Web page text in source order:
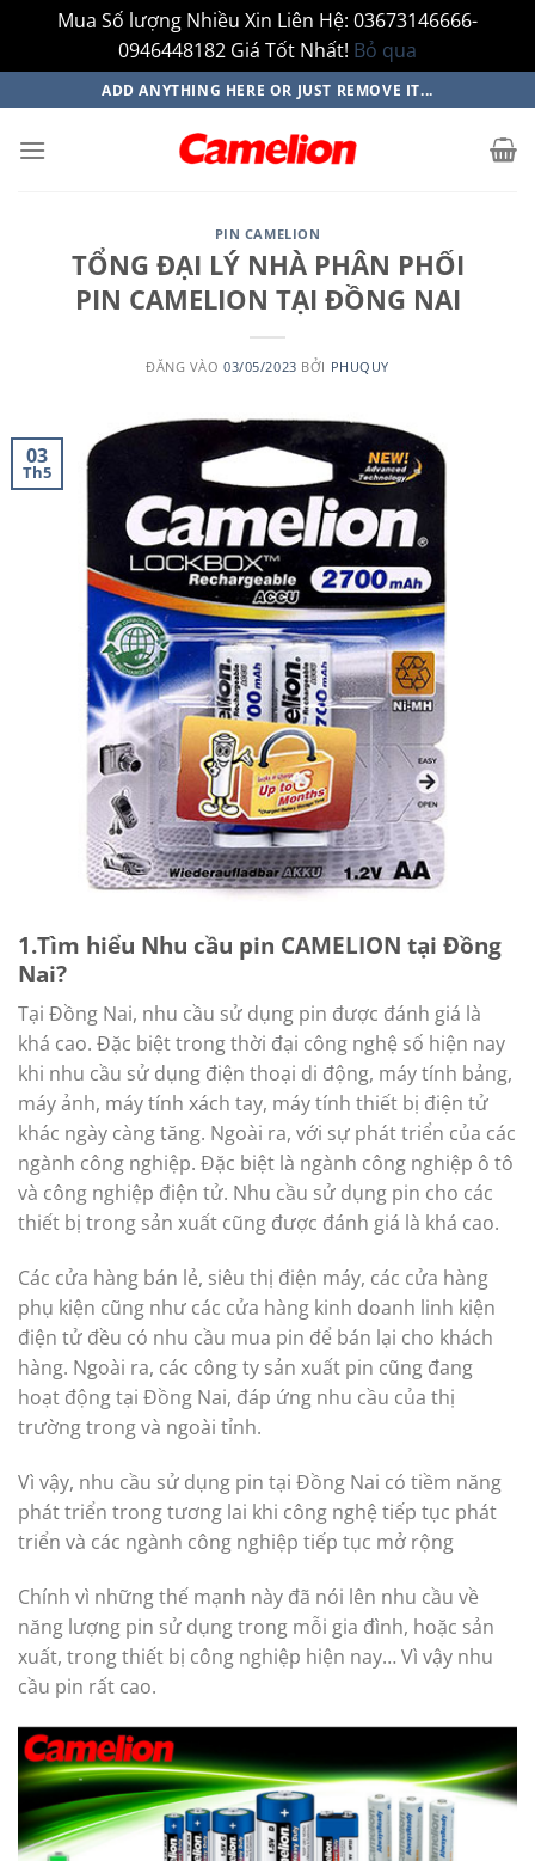
Mua Số lượng Nhiều Xin Liên Hệ: 03673146666-
0946448182 Giá Tốt Nhất! Bỏ qua
qua
nội
ADD ANYTHING HERE OR JUST REMOVE IT...
PIN CAMELION
TỔNG ĐẠI LÝ NHÀ PHÂN PHỐI
PIN CAMELION TẠI ĐỒNG NAI
ĐĂNG VÀO03/05/2023 BỞI PHUQUY
03
Th5
1.Tìm hiểu Nhu cầu pin CAMELION tại Đồng
Nai?
Tại Đồng Nai, nhu cầu sử dụng pin được đánh giá là
khá cao. Đặc biệt trong thời đại công nghệ số hiện nay
khi nhu cầu sử dụng điện thoại di động, máy tính bảng,
máy ảnh, máy tính xách tay, máy tính thiết bị điện tử
khác ngày càng tăng. Ngoài ra, với sự phát triển của các
ngành công nghiệp. Đặc biệt là ngành công nghiệp ô tô
và công nghiệp điện tử. Nhu cầu sử dụng pin cho các
thiết bị trong sản xuất cũng được đánh giá là khá cao.
Các cửa hàng bán lẻ, siêu thị điện máy, các cửa hàng
phụ kiện cũng như các cửa hàng kinh doanh linh kiện
điện tử đều có nhu cầu mua pin để bán lại cho khách
hàng. Ngoài ra, các công ty sản xuất pin cũng đang
hoạt động tại Đồng Nai, đáp ứng nhu cầu của thị
trường trong và ngoài tỉnh.
Vì vậy, nhu cầu sử dụng pin tại Đồng Nai có tiềm năng
phát triển trong tương lai khi công nghệ tiếp tục phát
triển và các ngành công nghiệp tiếp tục mở rộng
Chính vì những thế mạnh này đã nói lên nhu cầu về
năng lượng pin sử dụng trong mỗi gia đình, hoặc sản
xuất, trong thiết bị công nghiệp hiện nay… Vì vậy nhu
cầu pin rất cao.